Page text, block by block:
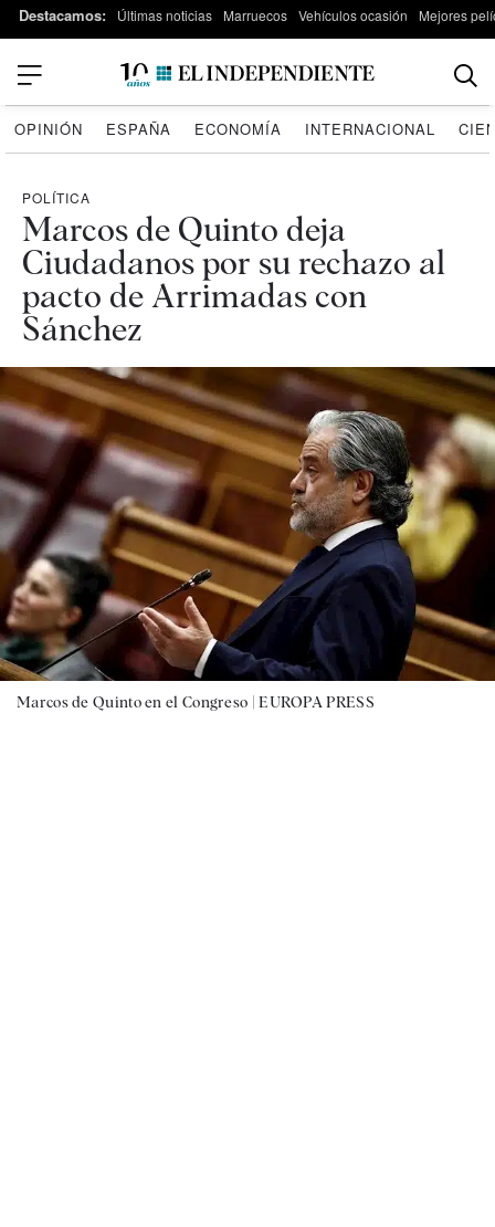
Destacamos: Últimas noticias Marruecos Vehículos ocasión Mejores
OPINIÓN ESPAÑA ECONOMÍA INTERNACIONAL
POLÍTICA
Marcos de Quinto deja
Ciudadanos por su rechazo al
pacto de Arrimadas con
Sánchez
Marcos de Quinto en el Congreso |EUROPA PRESS